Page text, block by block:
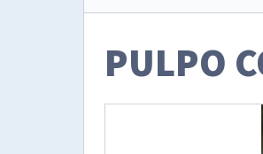
PULPO